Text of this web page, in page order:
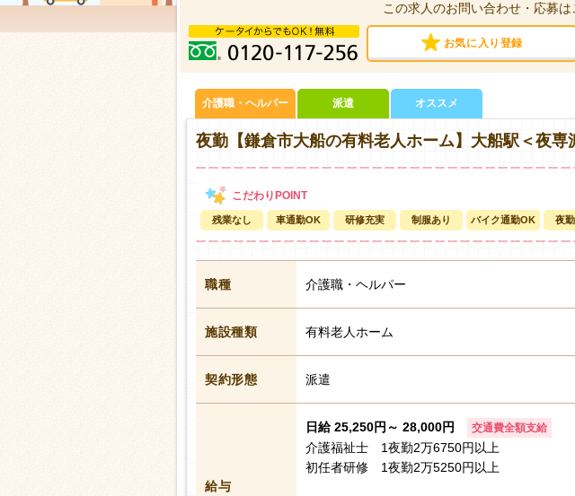
この求人のお問い合わせ・応募は
お気に入り登録
介護職・ヘルパー 派遣 オススメ
夜勤【鎌倉市大船の有料老人ホーム】大船駅＜夜専
残業なし 車通勤OK 研修充実 制服あり バイク通勤OK 夜
職種 介護職・ヘルパー
施設種類 有料老人ホーム
契約形態 派遣
給与
日給 25,250円～ 28,000円 交通費全額支給
介護福祉士 1夜勤2万6750円以上
初任者研修 1夜勤2万5250円以上